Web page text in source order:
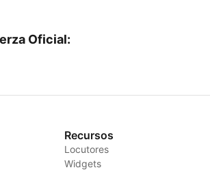
Oficial:
Recursos
Locutores
Widgets